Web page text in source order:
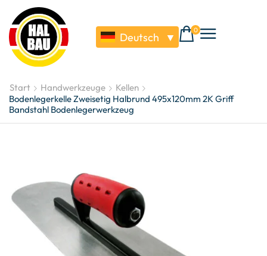
Deutsch ▼
0
Start Handwerkzeuge
Kellen
Bodenlegerkelle Zweisetig Halbrund 495x120mm 2K Griff
Bandstahl Bodenlegerwerkzeug